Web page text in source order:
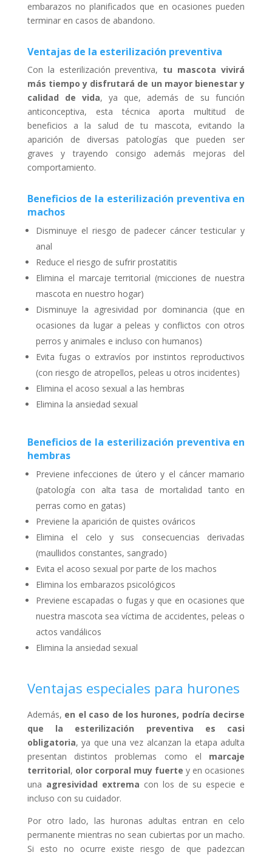
embarazos no planificados que en ocasiones pueden
terminar en casos de abandono.
Ventajas de la esterilización preventiva
Con la esterilización preventiva, tu mascota vivirá
más tiempo y disfrutará de un mayor bienestar y
calidad de vida, ya que, además de su función
anticonceptiva, esta técnica aporta multitud de
beneficios a la salud de tu mascota, evitando la
aparición de diversas patologías que pueden ser
graves y trayendo consigo además mejoras del
comportamiento.
Beneficios de la esterilización preventiva en
machos
Disminuye el riesgo de padecer cáncer testicular y
anal
Reduce el riesgo de sufrir prostatitis
Elimina el marcaje territorial (micciones de nuestra
mascota en nuestro hogar)
Disminuye la agresividad por dominancia (que en
ocasiones da lugar a peleas y conflictos con otros
perros y animales e incluso con humanos)
Evita fugas o extravíos por instintos reproductivos
(con riesgo de atropellos, peleas u otros incidentes)
Elimina el acoso sexual a las hembras
Elimina la ansiedad sexual
Beneficios de la esterilización preventiva en
hembras
Previene infecciones de útero y el cáncer mamario
(patología con alta tasa de mortalidad tanto en
perras como en gatas)
Previene la aparición de quistes ováricos
Elimina el celo y sus consecuencias derivadas
(maullidos constantes, sangrado)
Evita el acoso sexual por parte de los machos
Elimina los embarazos psicológicos
Previene escapadas o fugas y que en ocasiones que
nuestra mascota sea víctima de accidentes, peleas o
actos vandálicos
Elimina la ansiedad sexual
Ventajas especiales para hurones
Además, en el caso de los hurones, podría decirse
que la esterilización preventiva es casi
obligatoria, ya que una vez alcanzan la etapa adulta
presentan distintos problemas como el marcaje
territorial, olor corporal muy fuerte y en ocasiones
una agresividad extrema con los de su especie e
incluso con su cuidador.
Por otro lado, las huronas adultas entran en celo
permanente mientras no sean cubiertas por un macho.
Si esto no ocurre existe riesgo de que padezcan